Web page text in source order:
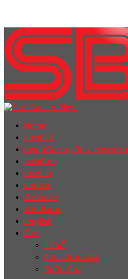
Home
ฮอตนิวส์
เศรษฐกิจ / ธุรกิจ / การตลาด
การเมือง
รายงาน
บทความ
สัมภาษณ์
ต่างประเทศ
english
อื่นๆ
วาไรตี้
ศิลปะ-วัฒนธรรม
กินดื่มเที่ยว